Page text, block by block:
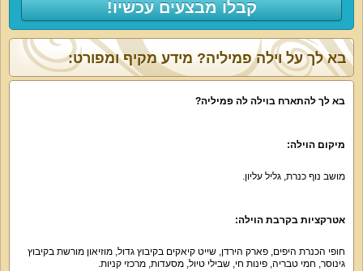
קבלו מבצעים עכשיו!
בא לך על וילה פמיליה? מידע מקיף ומפורט:
בא לך להתארח בוילה לה פמיליה?
מיקום הוילה:
מושב נוף כנרת, גליל עליון.
אטרקציות בקרבת הוילה:
חופי הכנרת היפים, פארק הירדן, שייט קיאקים בקיבוץ גדול, מוזיאון מורשת בקיבוץ
גינוסר, חמי טבריה, פינות חי, שבילי טיול, מסעדות, מרכזי קניות.